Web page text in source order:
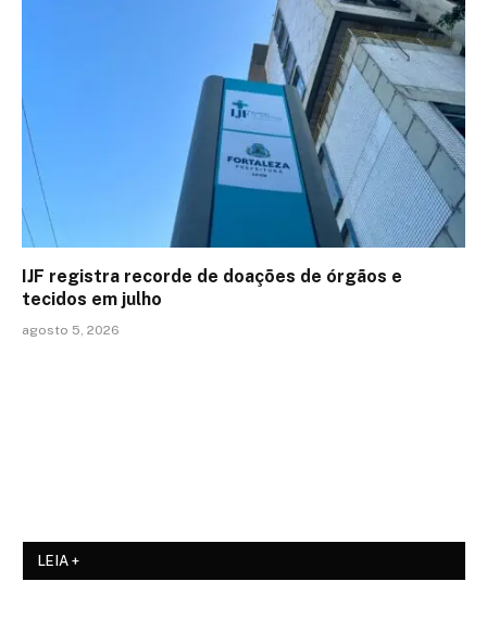
IJF registra recorde de doações de órgãos e
tecidos em julho
agosto 5, 2026
LEIA +